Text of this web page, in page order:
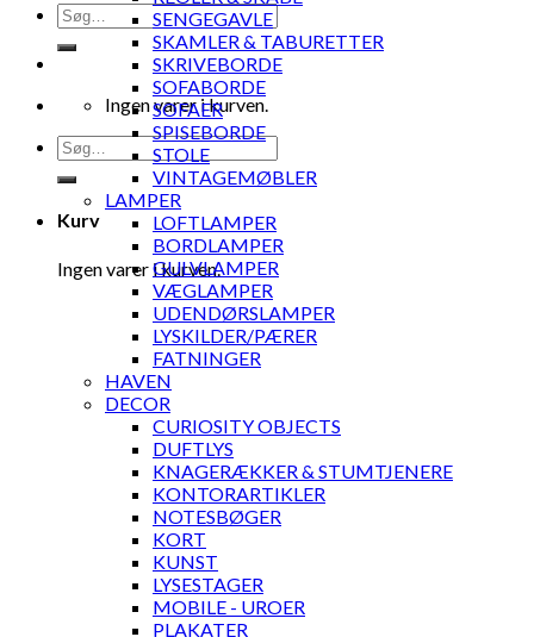
Søg
efter:
Ingen varer i kurven.
Søg
efter:
Kurv
Ingen varer i kurven.
SENGEGAVLE
SKAMLER & TABURETTER
SKRIVEBORDE
SOFABORDE
SOFAER
SPISEBORDE
STOLE
VINTAGEMØBLER
LAMPER
LOFTLAMPER
BORDLAMPER
GULVLAMPER
VÆGLAMPER
UDENDØRSLAMPER
LYSKILDER/PÆRER
FATNINGER
HAVEN
DECOR
CURIOSITY OBJECTS
DUFTLYS
KNAGERÆKKER & STUMTJENERE
KONTORARTIKLER
NOTESBØGER
KORT
KUNST
LYSESTAGER
MOBILE - UROER
PLAKATER